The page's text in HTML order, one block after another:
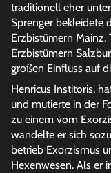
traditionell eher
Sprenger bekleidete
Erzbistümern Mainz,
Erzbistümern
großen Einfluss auf
Henricus Institoris,
und mutierte in der
zu einem vom
wandelte er sich
betrieb Exorzismus
Hexenwesen. Als er